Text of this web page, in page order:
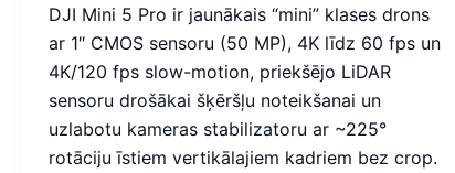
DJI Mini 5 Pro ir jaunākais “mini” klases drons
ar 1″ CMOS sensoru (50 MP), 4K līdz 60 fps un
4K/120 fps slow-motion, priekšējo LiDAR
sensoru drošākai šķēršļu noteikšanai un
uzlabotu kameras stabilizatoru ar ~225°
rotāciju īstiem vertikālajiem kadriem bez crop.